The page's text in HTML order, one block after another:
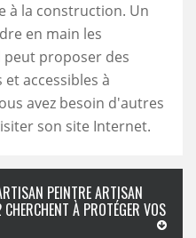
à la construction. Un
en main les
proposer des
accessibles à
avez besoin d'autres
son site Internet.
PEINTRE ARTISAN
À PROTÉGER VOS